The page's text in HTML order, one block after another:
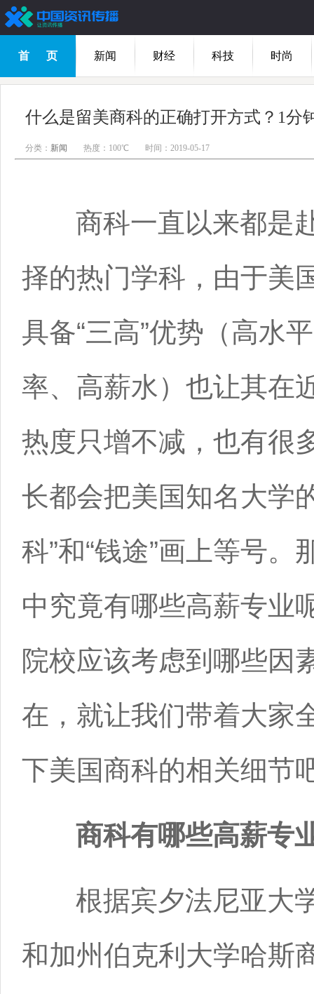
首 页 新闻 财经 科技 时尚
分类： 新闻 热度：100℃ 时间：2019-05-17
商科一直以来都是
择的热门学科，由于美
具备“三高”优势（高水
率、高薪水）也让其在
热度只增不减，也有很
长都会把美国知名大学
科”和“钱途”画上等号。
中究竟有哪些高薪专业
院校应该考虑到哪些因
在，就让我们带着大家
下美国商科的相关细节
商科有哪些高薪专
根据宾夕法尼亚大
和加州伯克利大学哈斯